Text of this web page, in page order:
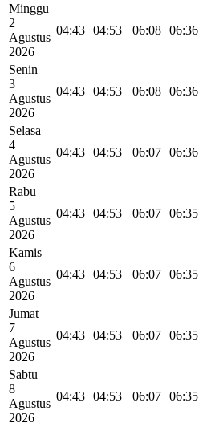
Minggu
2
Agustus
2026
04:43 04:53 06:08 06:36
Senin
3
Agustus
2026
04:43 04:53 06:08 06:36
Selasa
4
Agustus
2026
04:43 04:53 06:07 06:36
Rabu
5
Agustus
2026
04:43 04:53 06:07 06:35
Kamis
6
Agustus
2026
04:43 04:53 06:07 06:35
Jumat
7
Agustus
2026
04:43 04:53 06:07 06:35
Sabtu
8
Agustus
2026
04:43 04:53 06:07 06:35